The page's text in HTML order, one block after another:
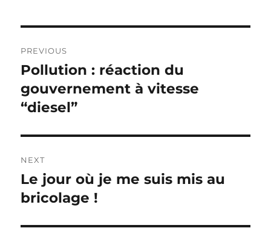
navigation
PREVIOUS
Previous
post:
Pollution : réaction du
gouvernement à vitesse
“diesel”
NEXT
Next
post:
Le jour où je me suis mis au
bricolage !